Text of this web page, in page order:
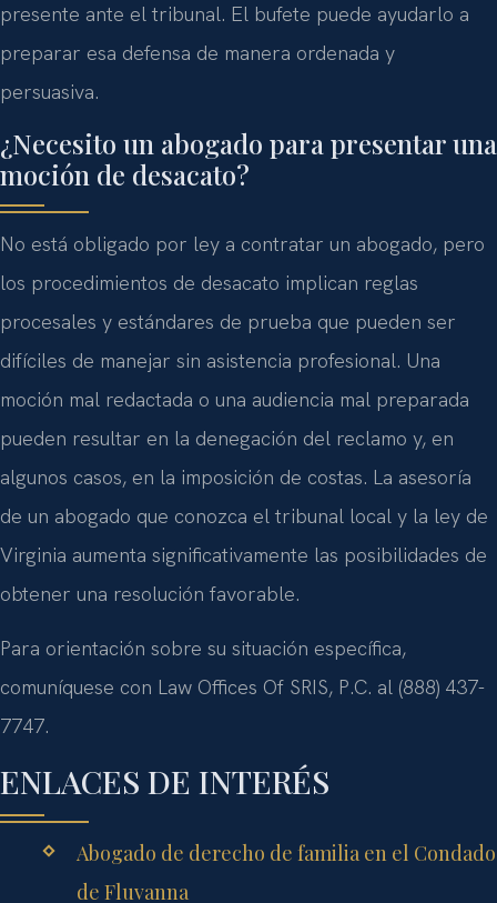
presente ante el tribunal. El bufete puede ayudarlo a
preparar esa defensa de manera ordenada y
persuasiva.
¿Necesito un abogado para presentar una
moción de desacato?
No está obligado por ley a contratar un abogado, pero
los procedimientos de desacato implican reglas
procesales y estándares de prueba que pueden ser
difíciles de manejar sin asistencia profesional. Una
moción mal redactada o una audiencia mal preparada
pueden resultar en la denegación del reclamo y, en
algunos casos, en la imposición de costas. La asesoría
de un abogado que conozca el tribunal local y la ley de
Virginia aumenta significativamente las posibilidades de
obtener una resolución favorable.
Para orientación sobre su situación específica,
comuníquese con Law Offices Of SRIS, P.C. al (888) 437-
7747.
ENLACES DE INTERÉS
Abogado de derecho de familia en el Condado
de Fluvanna